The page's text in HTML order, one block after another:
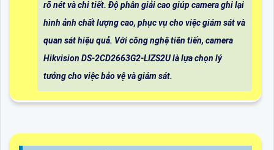
rõ nét và chi tiết. Độ phân giải cao giúp camera ghi lại
hình ảnh chất lượng cao, phục vụ cho việc giám sát và
quan sát hiệu quả. Với công nghệ tiên tiến, camera
Hikvision DS-2CD2663G2-LIZS2U là lựa chọn lý
tưởng cho việc bảo vệ và giám sát.